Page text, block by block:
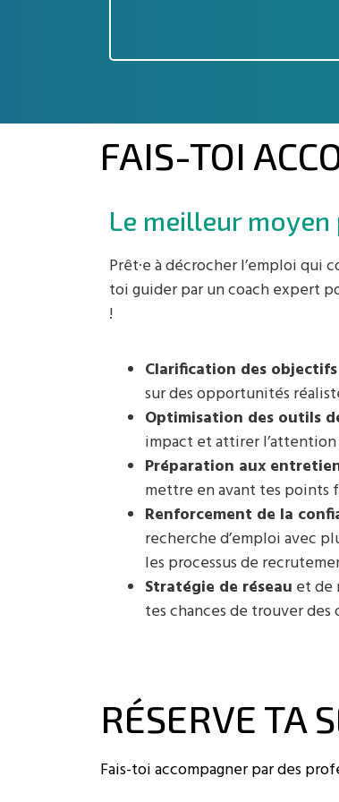
FAIS-TOI
Le meilleur
Prêt·e à décrocher l’emploi qui
toi guider par un coach expert
!
Clarification des
sur des opportunités
Optimisation des outils
impact et attirer
Préparation aux
mettre en avant tes points
Renforcement de la
recherche d’emploi avec
les processus de
Stratégie de réseau et de
tes chances de trouver
RÉSERVE TA
Fais-toi accompagner par des